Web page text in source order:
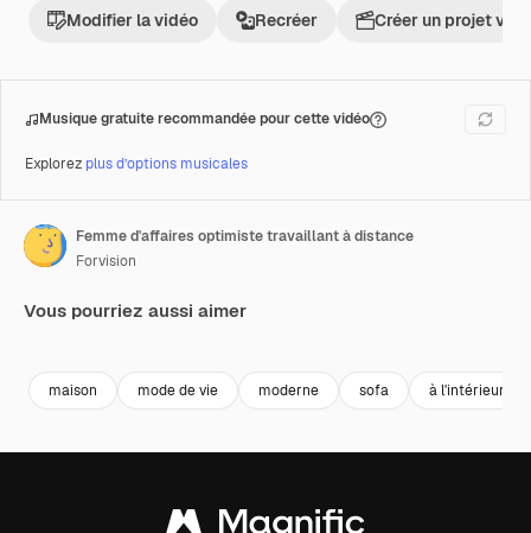
Modifier la vidéo Recréer Créer un projet
Musique gratuite recommandée pour cette vidéo
Explorez plus d’options musicales
Femme d'affaires optimiste travaillant à distance
Forvision
Vous pourriez aussi aimer
maison mode de vie moderne sofa à l'intérieur